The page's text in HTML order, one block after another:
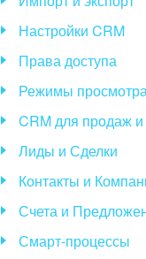
Настройки CRM
Права доступа
Режимы
CRM для продаж и
Лиды и Сделки
Контакты и
Счета и
Смарт-процессы